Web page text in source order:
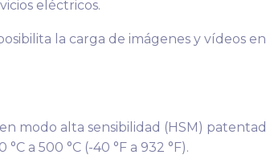
eléctricos.
la carga de imágenes y vídeos
modo alta sensibilidad (HSM)
a 500 °C (-40 °F a 932 °F).